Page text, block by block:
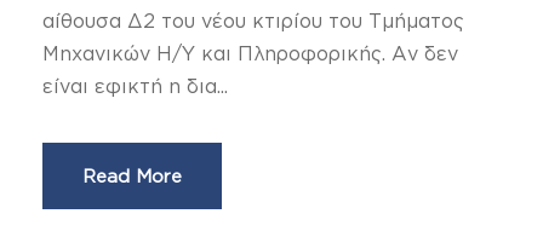
αίθουσα Δ2 του νέου κτιρίου του Τμήματος
Μηχανικών Η/Υ και Πληροφορικής. Αν δεν
είναι εφικτή η δια...
Read More